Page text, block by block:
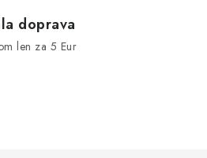
doprava
len za 5 Eur